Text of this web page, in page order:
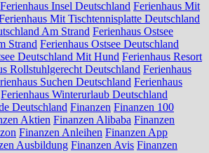
Ferienhaus Insel Deutschland Ferienhaus Mit
Mit Tischtennisplatte Deutschland
Am Strand Ferienhaus Ostsee
Strand Ferienhaus Ostsee Deutschland
Deutschland Mit Hund Ferienhaus Resort
Rollstuhlgerecht Deutschland Ferienhaus
Suchen Deutschland Ferienhaus
Ferienhaus Winterurlaub Deutschland
Deutschland Finanzen Finanzen 100
Aktien Finanzen Alibaba Finanzen
Finanzen Anleihen Finanzen App
Ausbildung Finanzen Avis Finanzen